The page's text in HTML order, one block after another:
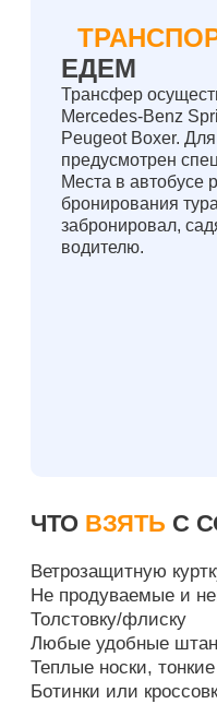
ЕДЕМ
Трансфер
Mercedes-Benz
Peugeot Boxer.
предусмотрен
Места в автобусе
бронирования
забронировал,
водителю.
ЧТО ВЗЯТЬ С
Ветрозащитную
Не продуваемые и
Толстовку/флиску
Любые удобные
Теплые носки,
Ботинки или